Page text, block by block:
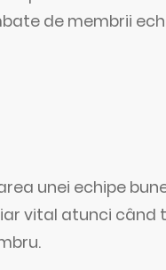
de membrii
unei echipe
vital atunci